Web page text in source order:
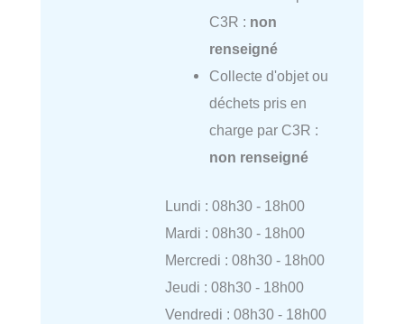
C3R : non
renseigné
Collecte d'objet ou
déchets pris en
charge par C3R :
non renseigné
Lundi : 08h30 - 18h00
Mardi : 08h30 - 18h00
Mercredi : 08h30 - 18h00
Jeudi : 08h30 - 18h00
Vendredi : 08h30 - 18h00